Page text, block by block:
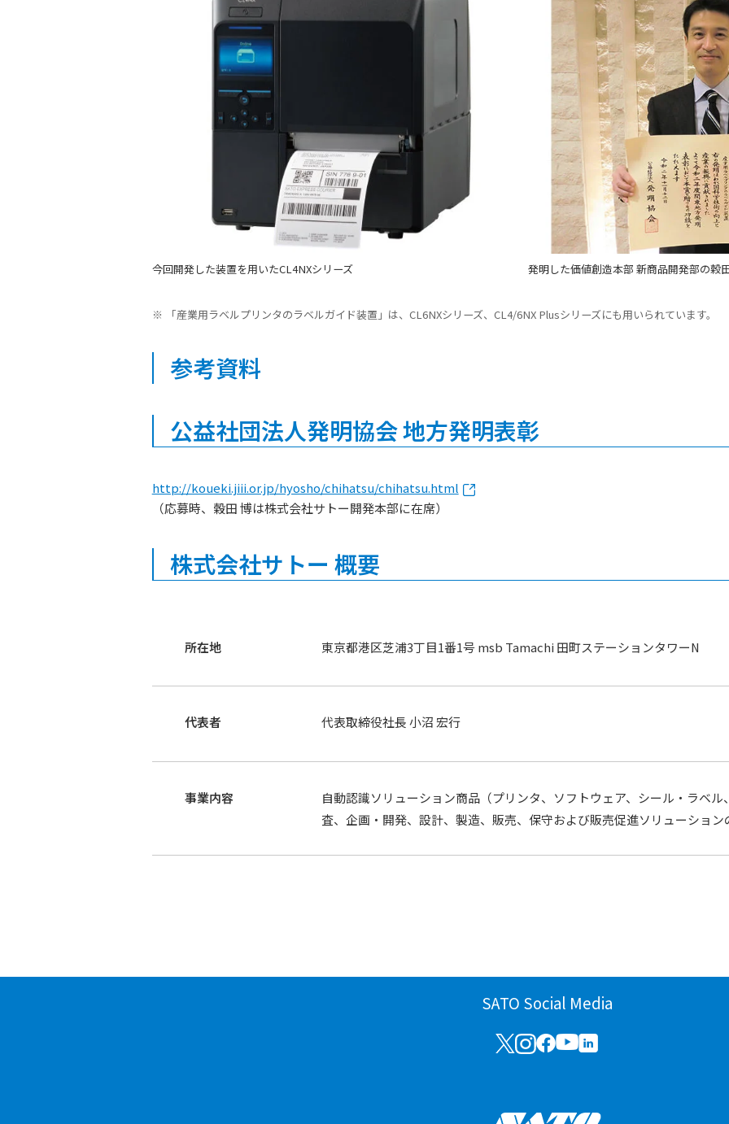
今回開発した装置を用いたCL4NXシリーズ 発明した価値創造本部 新商品開発部の穀
「産業用ラベルプリンタのラベルガイド装置」は、CL6NXシリーズ、CL4/6NX Plusシリーズにも用いられています。
参考資料
公益社団法人発明協会 地方発明表彰
http://koueki.jiii.or.jp/hyosho/chihatsu/chihatsu.html
（応募時、穀田 博は株式会社サトー開発本部に在席）
株式会社サトー 概要
所在地 東京都港区芝浦3丁目1番1号 msb Tamachi 田町ステーションタワーN
代表者 代表取締役社長 小沼 宏行
事業内容
自動認識ソリューション商品（プリンタ、ソフトウェア、シール・ラベ
査、企画・開発、設計、製造、販売、保守および販売促進ソリューション
SATO Social Media